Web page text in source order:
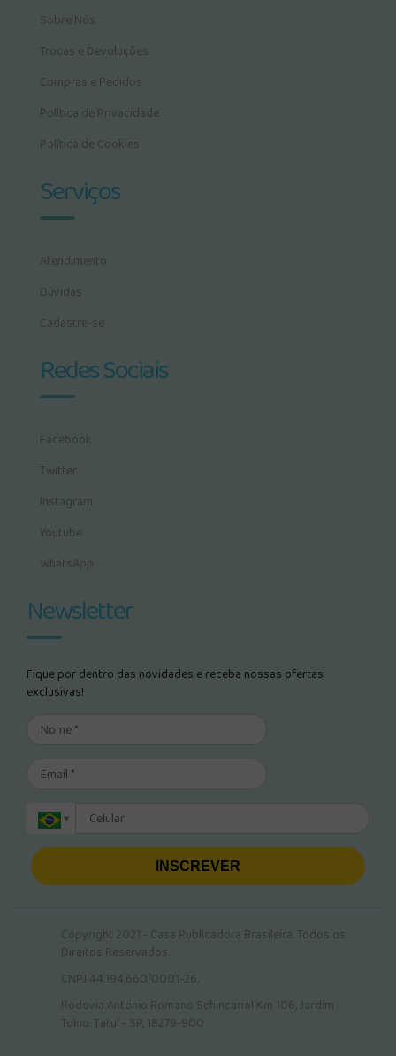
Sobre Nós
Trocas e Devoluções
Compras e Pedidos
Política de Privacidade
Política de Cookies
Serviços
Atendimento
Dúvidas
Cadastre-se
Redes Sociais
Facebook
Twitter
Instagram
Youtube
WhatsApp
Newsletter
Fique por dentro das novidades e receba nossas ofertas
exclusivas!
INSCREVER
Copyright 2021 - Casa Publicadora Brasileira. Todos os
Direitos Reservados.
CNPJ 44.194.660/0001-26.
Rodovia Antonio Romano Schincariol Km 106, Jardim
Tokio. Tatuí - SP, 18279-900